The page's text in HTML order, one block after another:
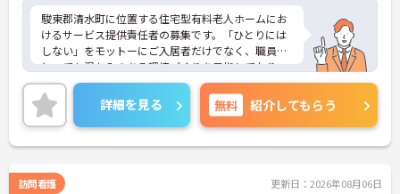
駿東郡清水町に位置する住宅型有料老人ホームにお
けるサービス提供責任者の募集です。「ひとりには
しない」をモットーにご入居者だけでなく、職員に
とっても温かみのある環境づくりを目指しており、
ご利用者一人ひとりに寄り添ってサービスを提供し
ていただける方を募集しています。サービス提供責
任者の経験がなくスタートされた方も多数いらっし
ゃいます。
ご興味のある方には、面接対策ポイントなど、さら
さい！
詳細を見る 無料 紹介してもらう
訪問看護 更新日：2026年08月06日